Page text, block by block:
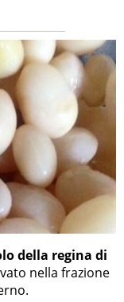
della regina di
nella frazione